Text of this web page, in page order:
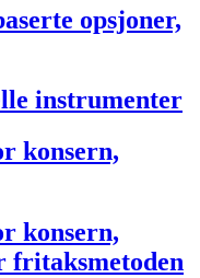
opsjoner,
instrumenter
konsern,
konsern,
fritaksmetoden